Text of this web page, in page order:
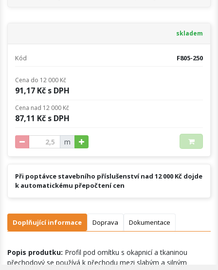
skladem
Kód F805-250
Cena do 12 000 Kč
91,17 Kč s DPH
Cena nad 12 000 Kč
87,11 Kč s DPH
m
Při poptávce stavebního příslušenství nad 12 000 Kč dojde
k automatickému přepočtení cen
Doplňující informace Doprava Dokumentace
Popis produtku: Profil pod omítku s okapnicí a tkaninou
přechodový se používá k přechodu mezi slabým a silným